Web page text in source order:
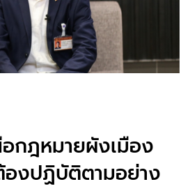
กฎหมายผังเมือง
งปฏิบัติตามอย่าง